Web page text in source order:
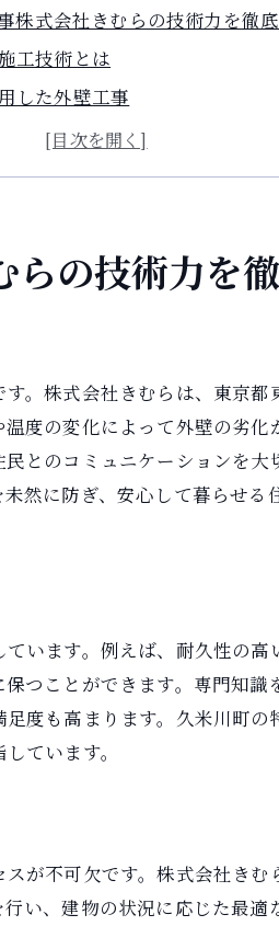
株式会社きむらの技術力を徹
工技術とは
した外壁工事
る施工プロセス
掛ける外壁工事
の魅力を引き出すプロ集団き
慮したデザイン提案
活かした施工計画
映した外観作り
開発への取り組み
る備えと工法
統工法の活用
力体制の構築
める丁寧な対応
事例の数々
らの技術力を
。株式会社きむらは、東京
度の変化によって外壁の劣
とのコミュニケーションを
然に防ぎ、安心して暮らせ
います。例えば、耐久性の
つことができます。専門知
度も高まります。久米川町
ています。
が不可欠です。株式会社き
い、建物の状況に応じた最